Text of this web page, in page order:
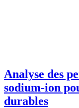
Analyse des
sodium-ion
durables